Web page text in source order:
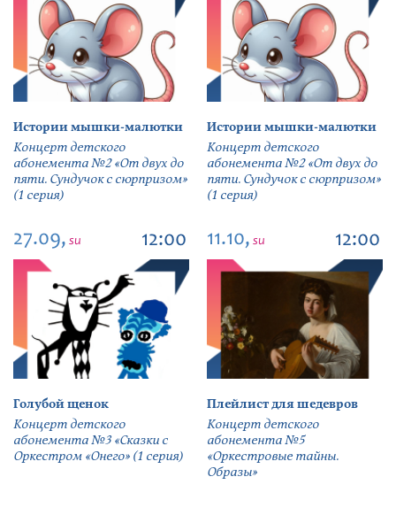
Истории мышки-малютки
Концерт детского
абонемента №2 «От двух до
пяти. Сундучок с сюрпризом»
(1 серия)
Истории мышки-малютки
Концерт детского
абонемента №2 «От двух до
пяти. Сундучок с сюрпризом»
(1 серия)
27.09, su 12:00
Голубой щенок
Концерт детского
абонемента №3 «Сказки с
Оркестром «Онего» (1 серия)
11.10, su 12:00
Плейлист для шедевров
Концерт детского
абонемента №5
«Оркестровые тайны.
Образы»